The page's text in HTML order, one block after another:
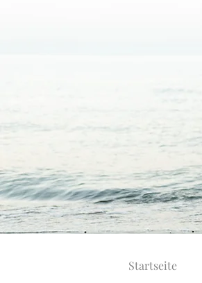
Startseite